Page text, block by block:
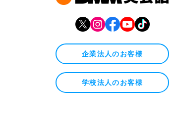
企業法人のお客様
学校法人のお客様